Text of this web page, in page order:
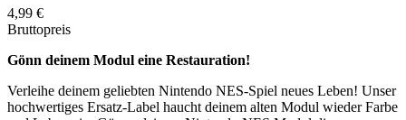
4,99 €
Bruttopreis
Gönn deinem Modul eine Restauration!
Verleihe deinem geliebten Nintendo NES-Spiel neues Leben! Unser
hochwertiges Ersatz-Label haucht deinem alten Modul wieder Farbe